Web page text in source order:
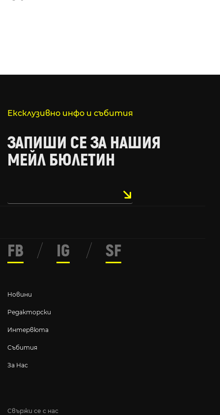
Ексклузивно инфо и събития
ЗАПИШИ СЕ ЗА НАШИЯ
МЕЙЛ БЮЛЕТИН
Свържи се с нас
Новини
Редакторски
Интервюта
Събития
За Нас
FB / IG / SF